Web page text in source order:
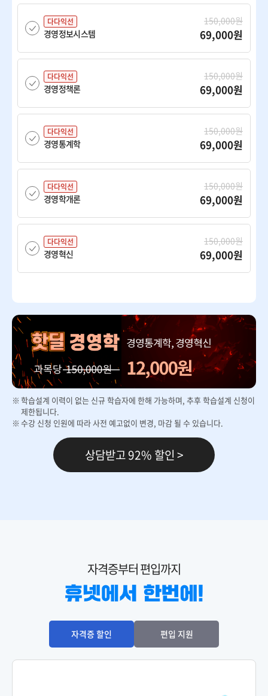
다다익선
경영정보시스템
150,000원
69,000원
다다익선
경영정책론
150,000원
69,000원
다다익선
경영통계학
150,000원
69,000원
다다익선
경영학개론
150,000원
69,000원
다다익선
경영혁신
150,000원
69,000원
다다익선
광고학
150,000원
69,000원
다다익선
국제경영
150,000원
69,000원
다다익선
마케팅관리론
150,000원
69,000원
산업심리학 69,000원
생산관리
150,000원
학습설계 이력이 없는 신규 학습자에 한해 가능하며, 추후 학습설계 신청이
제한됩니다.
수강 신청 인원에 따라 사전 예고없이 변경, 마감 될 수 있습니다.
상담받고 92% 할인 >
자격증부터 편입까지
자격증 할인 편입 지원